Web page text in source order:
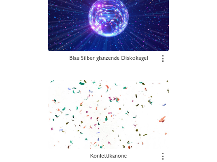
Blau Silber glänzende Diskokugel ⋮
Konfettikanone ⋮